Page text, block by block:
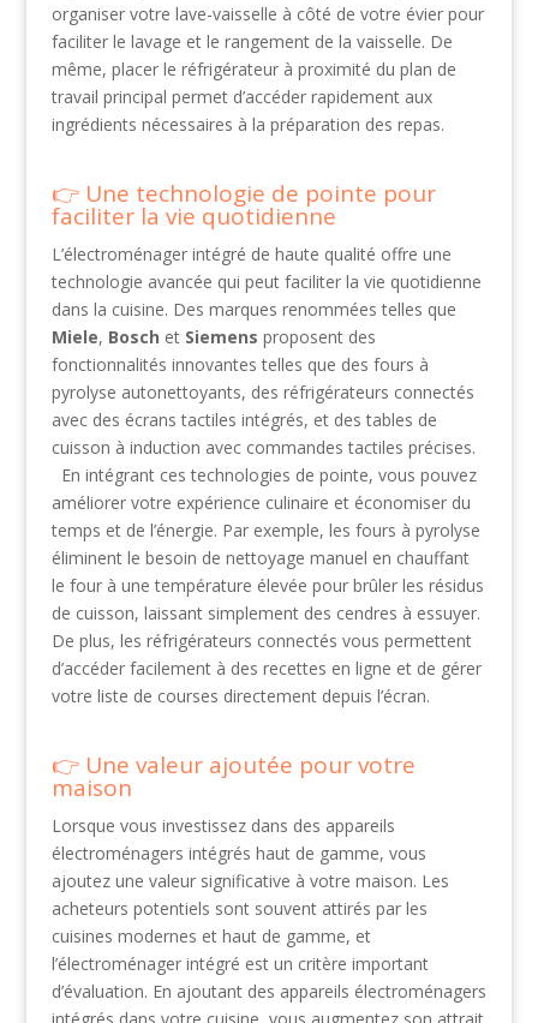
organiser votre lave-vaisselle à côté de votre évier pour
faciliter le lavage et le rangement de la vaisselle. De
même, placer le réfrigérateur à proximité du plan de
travail principal permet d’accéder rapidement aux
ingrédients nécessaires à la préparation des repas.
Une technologie de pointe pour
faciliter la vie quotidienne
L’électroménager intégré de haute qualité offre une
technologie avancée qui peut faciliter la vie quotidienne
dans la cuisine. Des marques renommées telles que
Miele, Bosch et Siemens proposent des
fonctionnalités innovantes telles que des fours à
pyrolyse autonettoyants, des réfrigérateurs connectés
avec des écrans tactiles intégrés, et des tables de
cuisson à induction avec commandes tactiles précises.
En intégrant ces technologies de pointe, vous pouvez
améliorer votre expérience culinaire et économiser du
temps et de l’énergie. Par exemple, les fours à pyrolyse
éliminent le besoin de nettoyage manuel en chauffant
le four à une température élevée pour brûler les résidus
de cuisson, laissant simplement des cendres à essuyer.
De plus, les réfrigérateurs connectés vous permettent
d’accéder facilement à des recettes en ligne et de gérer
votre liste de courses directement depuis l’écran.
Une valeur ajoutée pour votre
maison
Lorsque vous investissez dans des appareils
électroménagers intégrés haut de gamme, vous
ajoutez une valeur significative à votre maison. Les
acheteurs potentiels sont souvent attirés par les
cuisines modernes et haut de gamme, et
l’électroménager intégré est un critère important
d’évaluation. En ajoutant des appareils électroménagers